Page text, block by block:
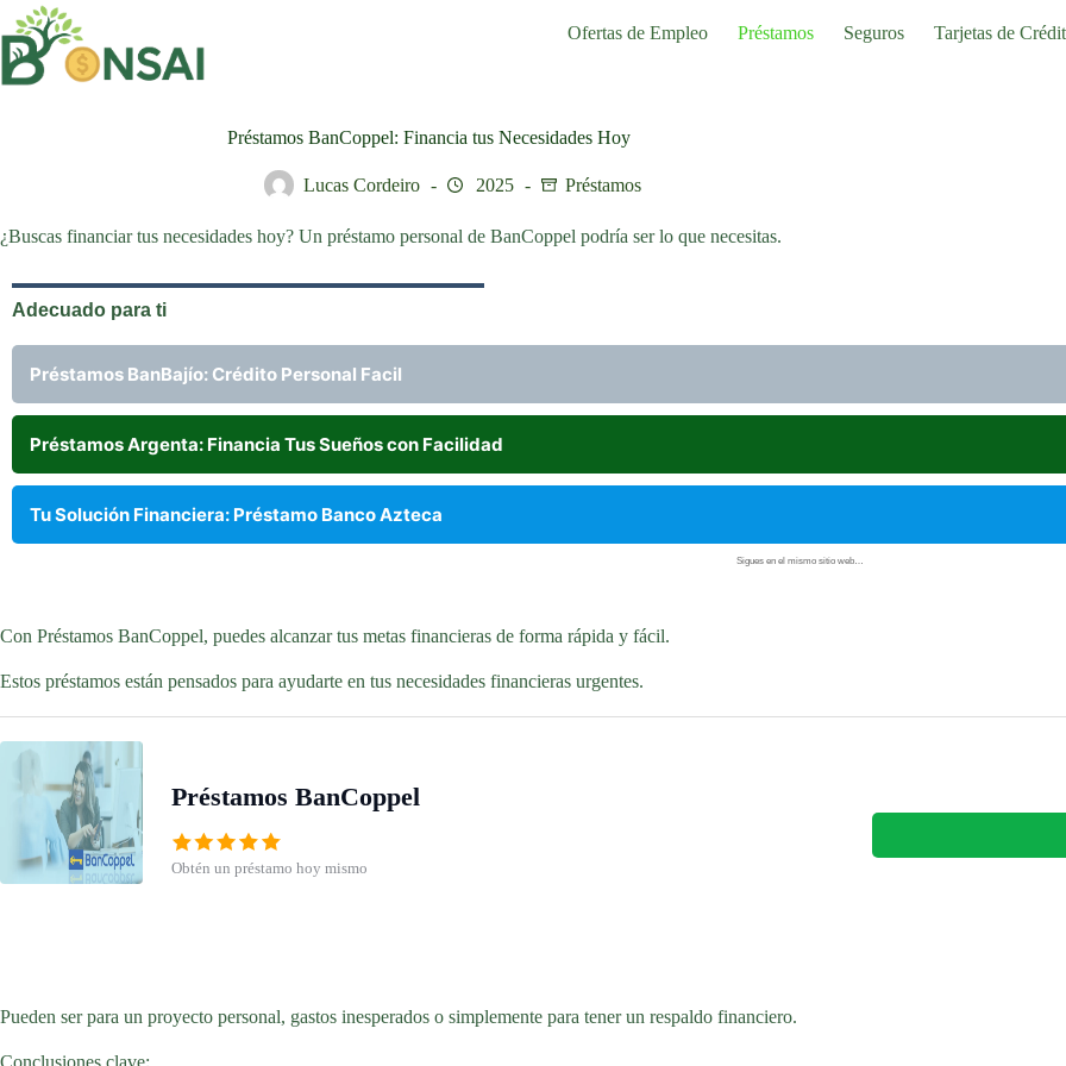
Saltar
al
contenido
Ofertas de Empleo Préstamos Seguros Tarjetas de
Préstamos BanCoppel: Financia tus Necesidades Hoy
Lucas Cordeiro 2025 Préstamos
¿Buscas financiar tus necesidades hoy? Un préstamo personal de BanCoppel podría ser lo que necesitas.
Adecuado para ti
Préstamos BanBajío: Crédito Personal Facil
Préstamos Argenta: Financia Tus Sueños con Facilidad
Tu Solución Financiera: Préstamo Banco Azteca
Sigues en el mismo sitio web…
Con Préstamos BanCoppel, puedes alcanzar tus metas financieras de forma rápida y fácil.
Estos préstamos están pensados para ayudarte en tus necesidades financieras urgentes.
Préstamos BanCoppel
Obtén un préstamo hoy mismo
Pueden ser para un proyecto personal, gastos inesperados o simplemente para tener un respaldo financiero.
Conclusiones clave: